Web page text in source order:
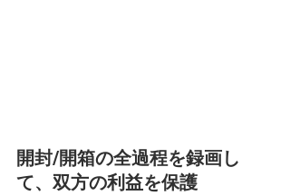
開封/開箱の全過程を録画し
て、双方の利益を保護